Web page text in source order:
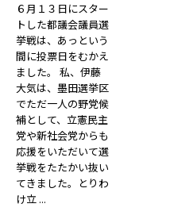
６月１３日にスター
トした都議会議員選
挙戦は、あっという
間に投票日をむかえ
ました。 私、伊藤
大気は、墨田選挙区
でただ一人の野党候
補として、立憲民主
党や新社会党からも
応援をいただいて選
挙戦をたたかい抜い
てきました。とりわ
け立 ...